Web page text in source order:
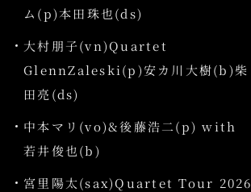
ム(p)本田珠也(ds)
大村朋子(vn)Quartet
GlennZaleski(p)安カ川大樹(b)柴
田亮(ds)
中本マリ(vo)&後藤浩二(p) with
若井俊也(b)
宮里陽太(sax)Quartet Tour 2026